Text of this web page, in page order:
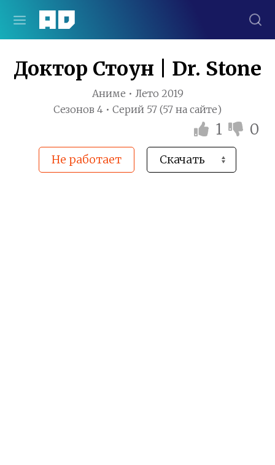
Доктор Стоун | Dr. Stone
Аниме • Лето 2019
Сезонов 4 • Серий 57 (57 на сайте)
1 0
Не работает